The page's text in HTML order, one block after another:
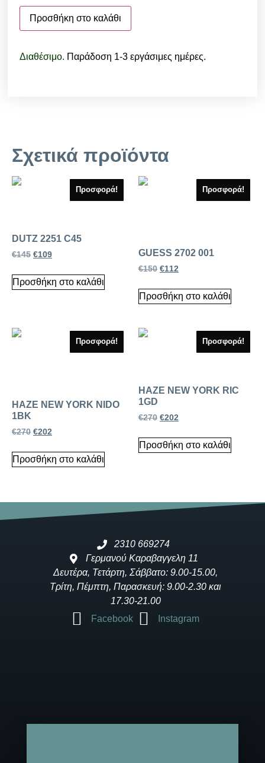
Προσθήκη στο καλάθι
Διαθέσιμο. Παράδοση 1-3 εργάσιμες ημέρες.
Σχετικά προϊόντα
Προσφορά!
DUTZ 2251 C45
€145 €109
Προσθήκη στο καλάθι
Προσφορά!
GUESS 2702 001
€150 €112
Προσθήκη στο καλάθι
Προσφορά!
HAZE NEW YORK NIDO
1BK
€270 €202
Προσθήκη στο καλάθι
Προσφορά!
HAZE NEW YORK RIC
1GD
€270 €202
Προσθήκη στο καλάθι
2310 669274
Γερμανού Καραβαγγελη 11
Δευτέρα, Τετάρτη, Σάββατο: 9.00-15.00,
Τρίτη, Πέμπτη, Παρασκευή: 9.00-2.30 και
17.30-21.00
Facebook
Instagram